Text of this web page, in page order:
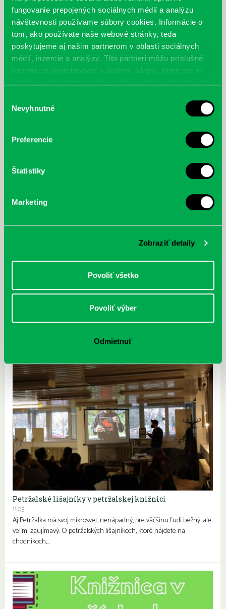
fungovanie prepojených sociálnych médií a analýzu
návštevnosti používame súbory cookies. Informácie o
tom, ako používate naše webové stránky, teda
poskytujeme aj našim partnerom v oblasti sociálnych
médií, inzercie a analýzy. Títo partneri môžu príslušné
informácie skombinovať s ďalšími údajmi, ktoré ste im
poskytli, alebo ktoré od vás získali, keď ste používali ich
súhlasu
Nevyhnutné
Preferencie
Štatistiky
Marketing
Zobraziť detaily
Povoliť všetko
Povoliť výber
Odmietnuť
#kniznicapomaha alebo Deti potrebujú knihy
1. týždeň od výzvy. Ďakujeme za vašu štedrosť. Po týždni od výzvy do
zbierky Deti potrebujú knihy ste do našej…
Do knižnice sme „zasadili“ Stromáčik
Petržalské lišajníky v petržalskej knižnici
11.03.
Aj Petržalka má svoj mikrosvet, nenápadný, pre väčšinu ľudí bežný, ale
veľmi zaujímavý. O petržalských lišajníkoch, ktoré nájdete na
chodníkoch,…